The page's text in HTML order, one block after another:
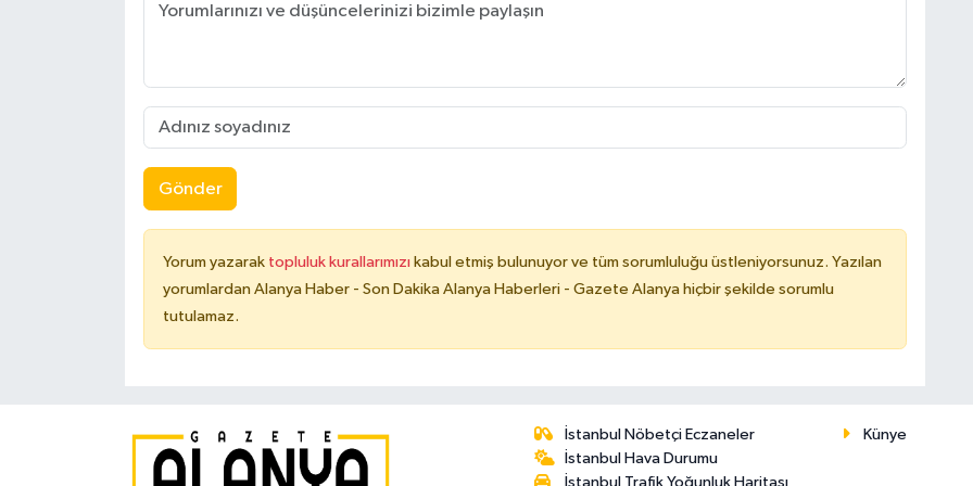
Gönder
Yorum yazarak topluluk kurallarımızı kabul etmiş bulunuyor ve tüm sorumluluğu üstleniyorsunuz. Yazılan
yorumlardan Alanya Haber - Son Dakika Alanya Haberleri - Gazete Alanya hiçbir şekilde sorumlu
tutulamaz.
İstanbul Nöbetçi Eczaneler
İstanbul Hava Durumu
İstanbul Trafik Yoğunluk Haritası
Künye